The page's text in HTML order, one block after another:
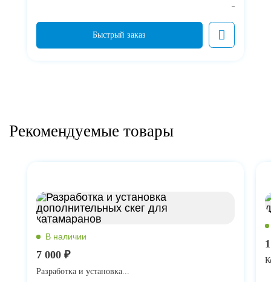
Рекомендуемые товары
7 000 ₽
Разработка и установка...